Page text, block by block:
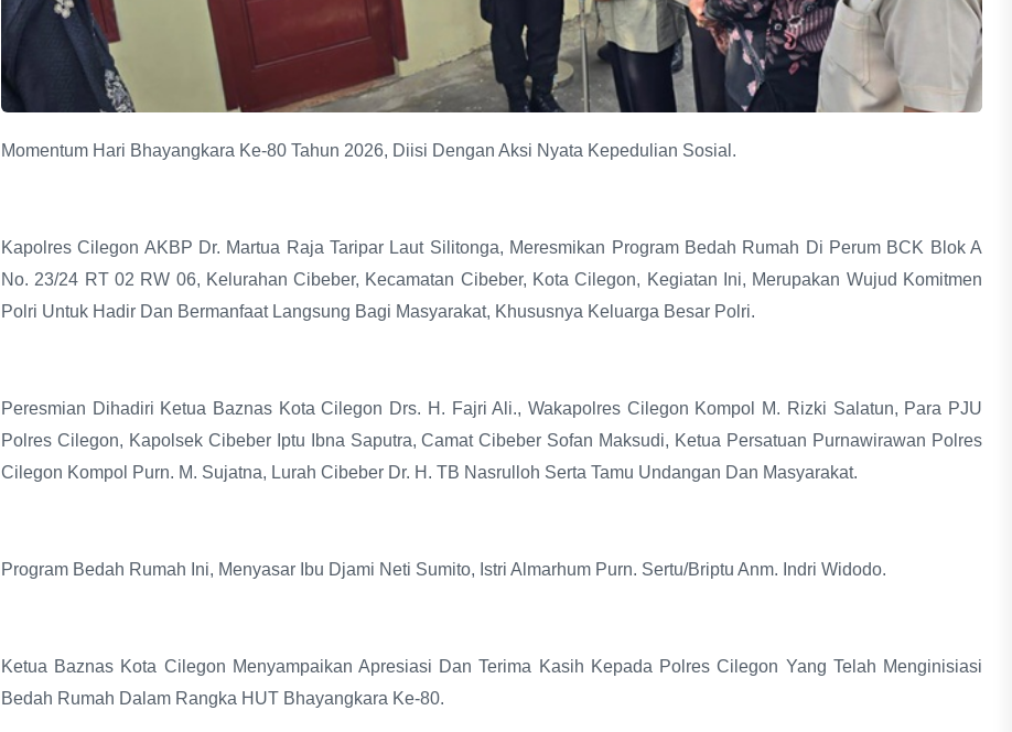
Momentum Hari Bhayangkara Ke-80 Tahun 2026, Diisi Dengan Aksi Nyata Kepedulian Sosial.
Kapolres Cilegon AKBP Dr. Martua Raja Taripar Laut Silitonga, Meresmikan Program Bedah Rumah Di Perum BCK Blok A
No. 23/24 RT 02 RW 06, Kelurahan Cibeber, Kecamatan Cibeber, Kota Cilegon, Kegiatan Ini, Merupakan Wujud Komitmen
Polri Untuk Hadir Dan Bermanfaat Langsung Bagi Masyarakat, Khususnya Keluarga Besar Polri.
Peresmian Dihadiri Ketua Baznas Kota Cilegon Drs. H. Fajri Ali., Wakapolres Cilegon Kompol M. Rizki Salatun, Para PJU
Polres Cilegon, Kapolsek Cibeber Iptu Ibna Saputra, Camat Cibeber Sofan Maksudi, Ketua Persatuan Purnawirawan Polres
Cilegon Kompol Purn. M. Sujatna, Lurah Cibeber Dr. H. TB Nasrulloh Serta Tamu Undangan Dan Masyarakat.
Program Bedah Rumah Ini, Menyasar Ibu Djami Neti Sumito, Istri Almarhum Purn. Sertu/Briptu Anm. Indri Widodo.
Ketua Baznas Kota Cilegon Menyampaikan Apresiasi Dan Terima Kasih Kepada Polres Cilegon Yang Telah Menginisiasi
Bedah Rumah Dalam Rangka HUT Bhayangkara Ke-80.